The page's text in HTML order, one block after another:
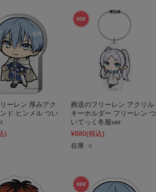
ーレン 厚みアク
ド ヒンメル つい
)
葬送のフリーレン アクリル
キーホルダー フリーレン つ
いてっく冬服ver.
¥880(税込)
在庫 ○